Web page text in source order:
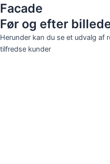
Facade
Før og efter
Herunder kan du se et udvalg af
tilfredse kunder